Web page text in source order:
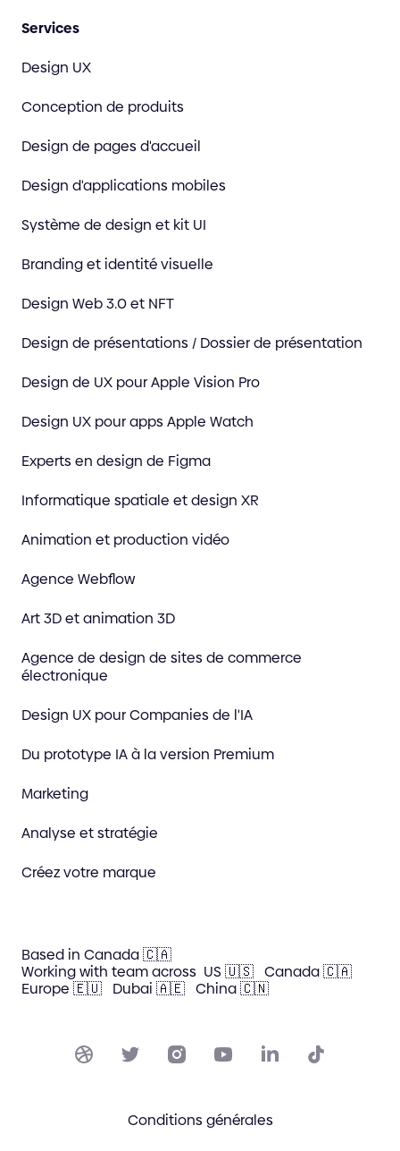
Services
Design UX
Conception de produits
Design de pages d'accueil
Design d'applications mobiles
Système de design et kit UI
Branding et identité visuelle
Design Web 3.0 et NFT
Design de présentations / Dossier de présentation
Design de UX pour Apple Vision Pro
Design UX pour apps Apple Watch
Experts en design de Figma
Informatique spatiale et design XR
Animation et production vidéo
Agence Webflow
Art 3D et animation 3D
Agence de design de sites de commerce
électronique
Design UX pour Companies de l'IA
Du prototype IA à la version Premium
Marketing
Analyse et stratégie
Créez votre marque
Based in Canada 🇨🇦
Working with team across US 🇺🇸 Canada 🇨🇦
Europe 🇪🇺 Dubai 🇦🇪 China 🇨🇳
Conditions générales